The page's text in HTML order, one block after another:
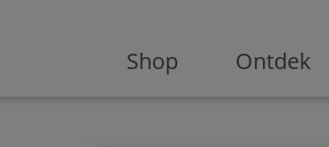
de Vodafone homepage
Shop Ontdek